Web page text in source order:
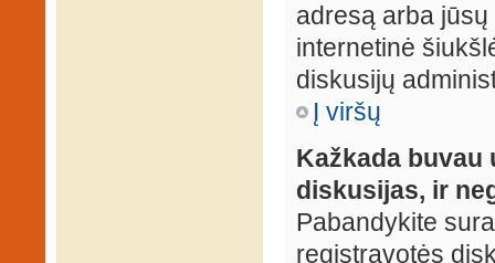
adresą arba
internetinė
diskusijų
Į viršų
Kažkada buvau
diskusijas, ir
Pabandykite
registravotės